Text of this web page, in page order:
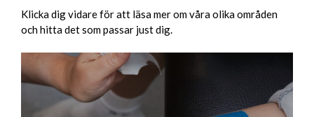
Klicka dig vidare för att läsa mer om våra olika områden
och hitta det som passar just dig.